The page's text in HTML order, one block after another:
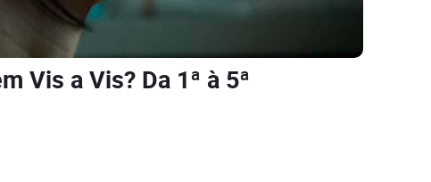
Vis a Vis? Da 1ª à 5ª